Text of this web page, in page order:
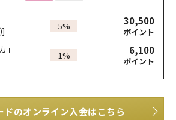
5% 30,500
ポイント
」
1% 6,100
ポイント
ドのオンライン入会はこちら